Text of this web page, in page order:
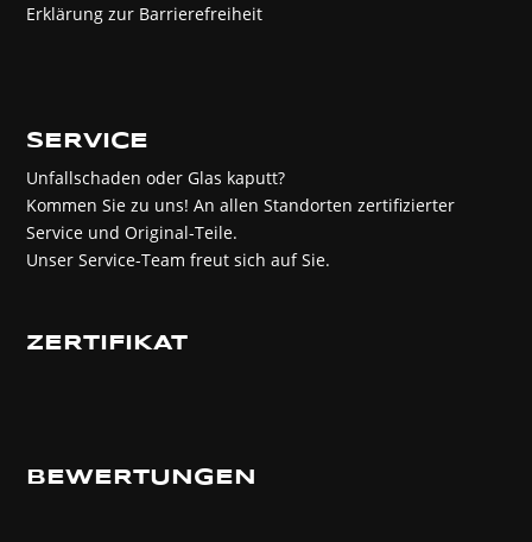
Erklärung zur Barrierefreiheit
SERVICE
Unfallschaden oder Glas kaputt?
Kommen Sie zu uns! An allen Standorten zertifizierter
Service und Original-Teile.
Unser Service-Team freut sich auf Sie.
ZERTIFIKAT
BEWERTUNGEN